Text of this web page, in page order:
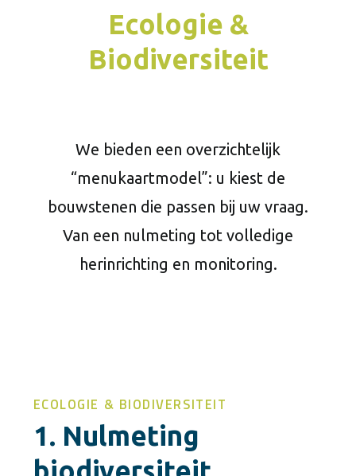
Ecologie &
Biodiversiteit
We bieden een overzichtelijk
“menukaartmodel”: u kiest de
bouwstenen die passen bij uw vraag.
Van een nulmeting tot volledige
herinrichting en monitoring.
ECOLOGIE & BIODIVERSITEIT
1. Nulmeting